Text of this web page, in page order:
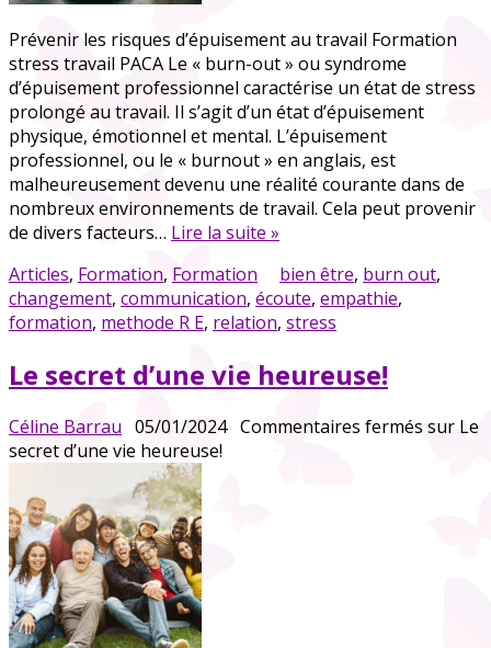
Prévenir les risques d’épuisement au travail Formation
stress travail PACA Le « burn-out » ou syndrome
d’épuisement professionnel caractérise un état de stress
prolongé au travail. Il s’agit d’un état d’épuisement
physique, émotionnel et mental. L’épuisement
professionnel, ou le « burnout » en anglais, est
malheureusement devenu une réalité courante dans de
nombreux environnements de travail. Cela peut provenir
de divers facteurs… Lire la suite »
Articles, Formation, Formation bien être, burn out,
changement, communication, écoute, empathie,
formation, methode R E, relation, stress
Le secret d’une vie heureuse!
Céline Barrau 05/01/2024 Commentaires fermés sur Le
secret d’une vie heureuse!